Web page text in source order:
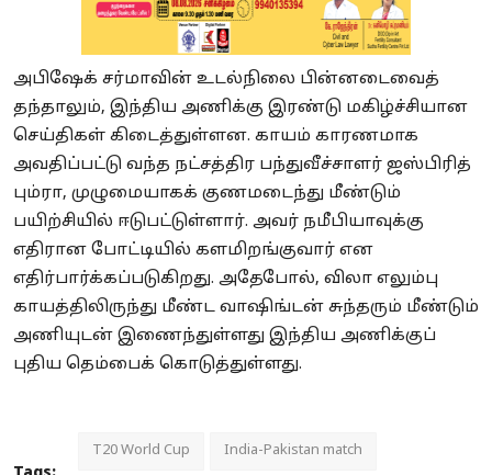
அபிஷேக் சர்மாவின் உடல்நிலை பின்னடைவைத்
தந்தாலும், இந்திய அணிக்கு இரண்டு மகிழ்ச்சியான
செய்திகள் கிடைத்துள்ளன. காயம் காரணமாக
அவதிப்பட்டு வந்த நட்சத்திர பந்துவீச்சாளர் ஜஸ்பிரித்
பும்ரா, முழுமையாகக் குணமடைந்து மீண்டும்
பயிற்சியில் ஈடுபட்டுள்ளார். அவர் நமீபியாவுக்கு
எதிரான போட்டியில் களமிறங்குவார் என
எதிர்பார்க்கப்படுகிறது. அதேபோல், விலா எலும்பு
காயத்திலிருந்து மீண்ட வாஷிங்டன் சுந்தரும் மீண்டும்
அணியுடன் இணைந்துள்ளது இந்திய அணிக்குப்
புதிய தெம்பைக் கொடுத்துள்ளது.
T20 World Cup India-Pakistan match